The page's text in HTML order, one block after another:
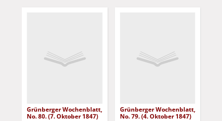
Grünberger Wochenblatt,
No. 80. (7. Oktober 1847)
Grünberger Wochenblatt,
No. 79. (4. Oktober 1847)